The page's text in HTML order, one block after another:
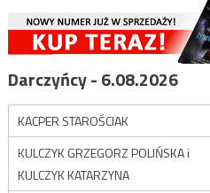
Darczyńcy - 6.08.2026
KACPER STAROŚCIAK
KULCZYK GRZEGORZ POLIŃSKA i
KULCZYK KATARZYNA